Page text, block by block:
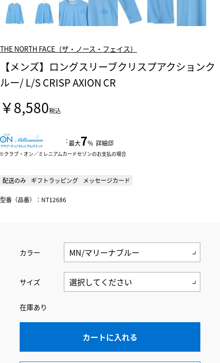
THE NORTH FACE（ザ・ノース・フェイス）
【メンズ】ロングスリーブクリスプアクションク
ルー/ L/S CRISP AXION CR
￥8,580税込
：最大7％ 詳細
クラブ・オン／ミレニアムカードセゾンのお支払の場合
配送のみ ギフトラッピング メッセージカード
型番（品番）：NT12686
カラー
サイズ
在庫あり
カートに入れる